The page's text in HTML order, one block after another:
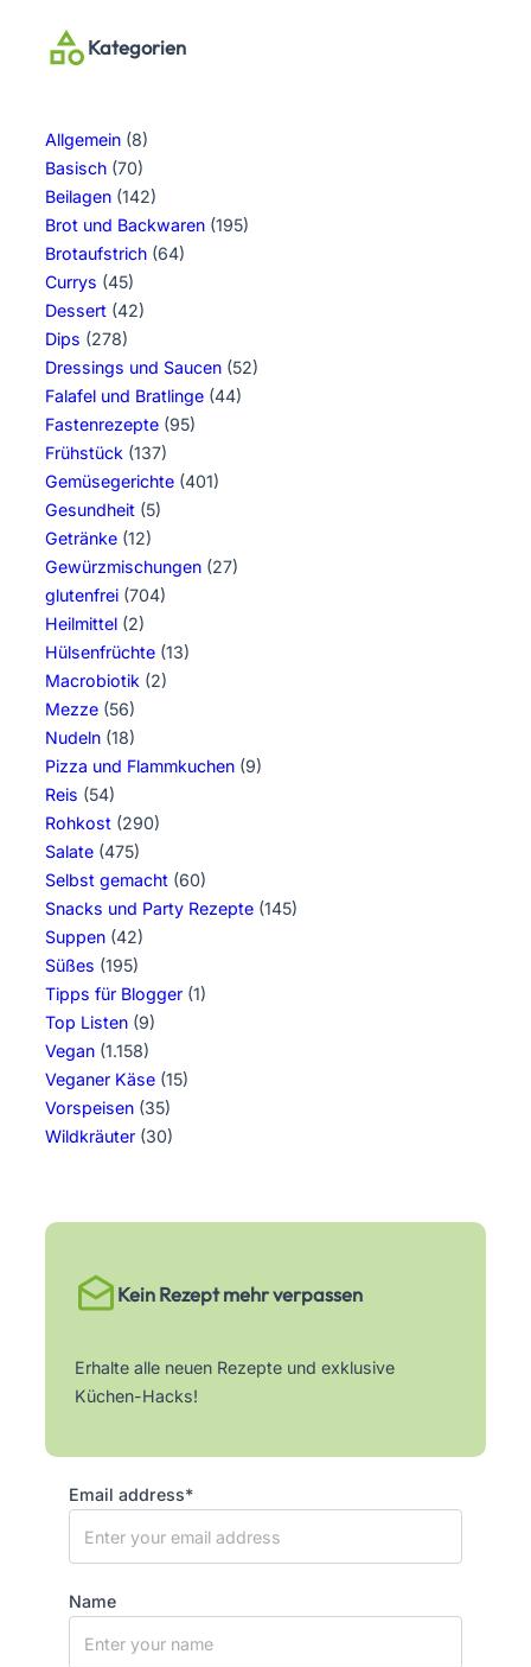
Kategorien
Allgemein (8)
Basisch (70)
Beilagen (142)
Brot und Backwaren (195)
Brotaufstrich (64)
Currys (45)
Dessert (42)
Dips (278)
Dressings und Saucen (52)
Falafel und Bratlinge (44)
Fastenrezepte (95)
Frühstück (137)
Gemüsegerichte (401)
Gesundheit (5)
Getränke (12)
Gewürzmischungen (27)
glutenfrei (704)
Heilmittel (2)
Hülsenfrüchte (13)
Macrobiotik (2)
Mezze (56)
Nudeln (18)
Pizza und Flammkuchen (9)
Reis (54)
Rohkost (290)
Salate (475)
Selbst gemacht (60)
Snacks und Party Rezepte (145)
Suppen (42)
Süßes (195)
Tipps für Blogger (1)
Top Listen (9)
Vegan (1.158)
Veganer Käse (15)
Vorspeisen (35)
Wildkräuter (30)
Kein Rezept mehr verpassen
Erhalte alle neuen Rezepte und exklusive
Küchen-Hacks!
Email address*
Name